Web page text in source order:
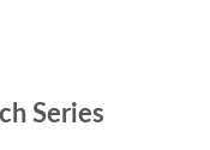
Series